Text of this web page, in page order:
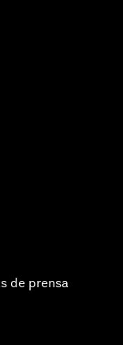
de prensa